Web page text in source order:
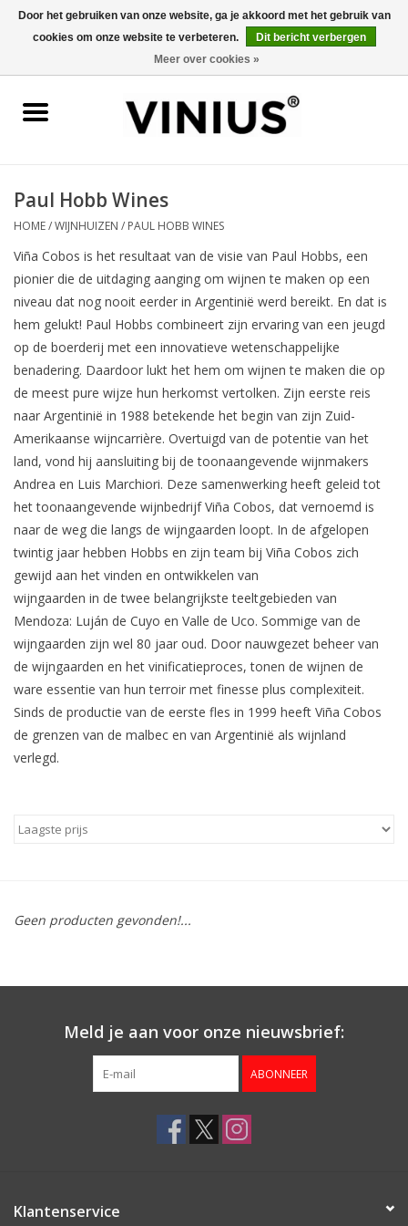
0 Artikelen - €0,00
Wijn per kleur/soort
Wijnproeverij
Over Vinius
Wijnhuizen
Aanbieding
Paul Hobb Wines
HOME/WIJNHUIZEN / PAUL HOBB WINES
Viña Cobos is het resultaat van de visie van Paul Hobbs, een
pionier die de uitdaging aanging om wijnen te maken op een
niveau dat nog nooit eerder in Argentinië werd bereikt. En dat is
hem gelukt! Paul Hobbs combineert zijn ervaring van een jeugd
op de boerderij met een innovatieve wetenschappelijke
benadering. Daardoor lukt het hem om wijnen te maken die op
de meest pure wijze hun herkomst vertolken. Zijn eerste reis
naar Argentinië in 1988 betekende het begin van zijn Zuid-
Amerikaanse wijncarrière. Overtuigd van de potentie van het
land, vond hij aansluiting bij de toonaangevende wijnmakers
Andrea en Luis Marchiori. Deze samenwerking heeft geleid tot
het toonaangevende wijnbedrijf Viña Cobos, dat vernoemd is
naar de weg die langs de wijngaarden loopt. In de afgelopen
twintig jaar hebben Hobbs en zijn team bij Viña Cobos zich
gewijd aan het vinden en ontwikkelen van
wijngaarden in de twee belangrijkste teeltgebieden van
Mendoza: Luján de Cuyo en Valle de Uco. Sommige van de
wijngaarden zijn wel 80 jaar oud. Door nauwgezet beheer van
de wijngaarden en het vinificatieproces, tonen de wijnen de
ware essentie van hun terroir met finesse plus complexiteit.
Sinds de productie van de eerste fles in 1999 heeft Viña Cobos
de grenzen van de malbec en van Argentinië als wijnland
verlegd.
Geen producten gevonden!...
Meld je aan voor onze nieuwsbrief:
ABONNEER
Klantenservice
Door het gebruiken van onze website, ga je akkoord met het gebruik van
cookies om onze website te verbeteren.
Dit bericht verbergen
Meer over cookies »